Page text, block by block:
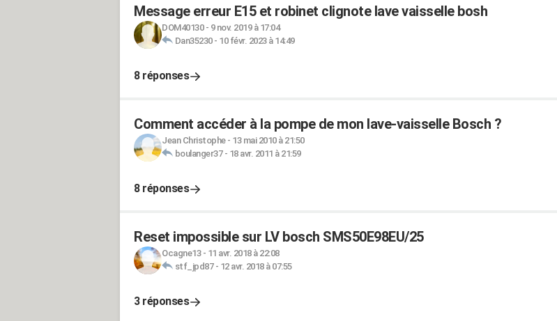
Message erreur E15 et robinet clignote lave vaisselle bosh
DOM40130- 9 nov. 2019 à 17:04
Dan35230- 10 févr. 2023 à 14:49
8 réponses
Comment accéder à la pompe de mon lave-vaisselle Bosch ?
Jean Christophe- 13 mai 2010 à 21:50
boulanger37- 18 avr. 2011 à 21:59
8 réponses
Reset impossible sur LV bosch SMS50E98EU/25
Ocagne13- 11 avr. 2018 à 22:08
stf_jpd87- 12 avr. 2018 à 07:55
3 réponses